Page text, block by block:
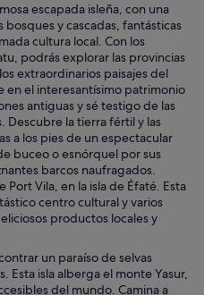
escapada isleña, con una
y cascadas, fantásticas
cultura local. Con los
podrás explorar las provincias
extraordinarios paisajes del
en el interesantísimo patrimonio
antiguas y sé testigo de las
Descubre la tierra fértil y las
a los pies de un espectacular
buceo o esnórquel por sus
barcos naufragados.
Port Vila, en la isla de Éfaté. Esta
centro cultural y varios
productos locales y
un paraíso de selvas
Esta isla alberga el monte Yasur,
del mundo. Camina a